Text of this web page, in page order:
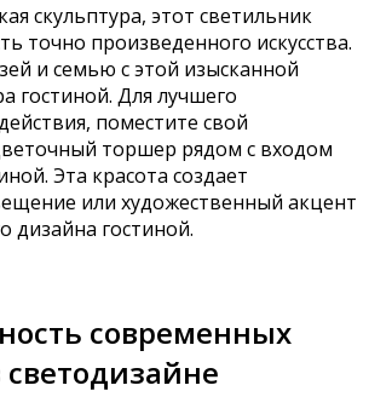
скульптура, этот светильник
точно произведенного искусства.
и семью с этой изысканной
гостиной. Для лучшего
поместите свой
торшер рядом с входом
Эта красота создает
или художественный акцент
дизайна гостиной.
современных